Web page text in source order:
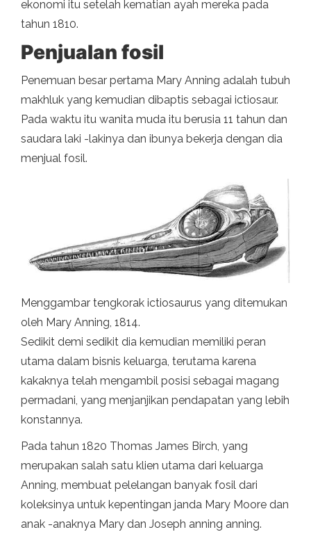
ekonomi itu setelah kematian ayah mereka pada
tahun 1810.
Penjualan fosil
Penemuan besar pertama Mary Anning adalah tubuh
makhluk yang kemudian dibaptis sebagai ictiosaur.
Pada waktu itu wanita muda itu berusia 11 tahun dan
saudara laki -lakinya dan ibunya bekerja dengan dia
menjual fosil.
Menggambar tengkorak ictiosaurus yang ditemukan
oleh Mary Anning, 1814.
Sedikit demi sedikit dia kemudian memiliki peran
utama dalam bisnis keluarga, terutama karena
kakaknya telah mengambil posisi sebagai magang
permadani, yang menjanjikan pendapatan yang lebih
konstannya.
Pada tahun 1820 Thomas James Birch, yang
merupakan salah satu klien utama dari keluarga
Anning, membuat pelelangan banyak fosil dari
koleksinya untuk kepentingan janda Mary Moore dan
anak -anaknya Mary dan Joseph anning anning.